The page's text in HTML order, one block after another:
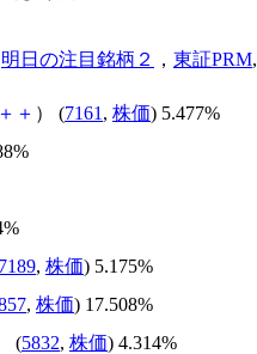
明日の注目銘柄２ ， 東証PRM,
＋ ＋ ） (7161 , 株価) 5.477%
7189, 株価) 5.175%
, 株価) 17.508%
(5832, 株価) 4.314%